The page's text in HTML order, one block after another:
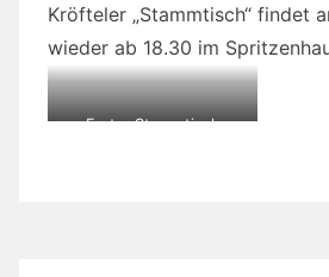
Kröfteler „Stammtisch“ findet
wieder ab 18.30 im
Erster Stammtisch